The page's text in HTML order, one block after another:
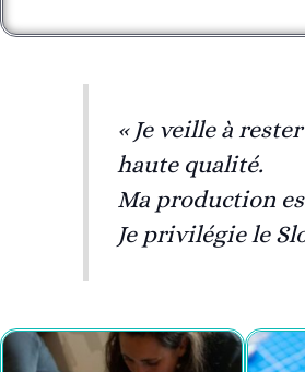
« Je veille à
haute qualité.
Ma production
Je privilégie le